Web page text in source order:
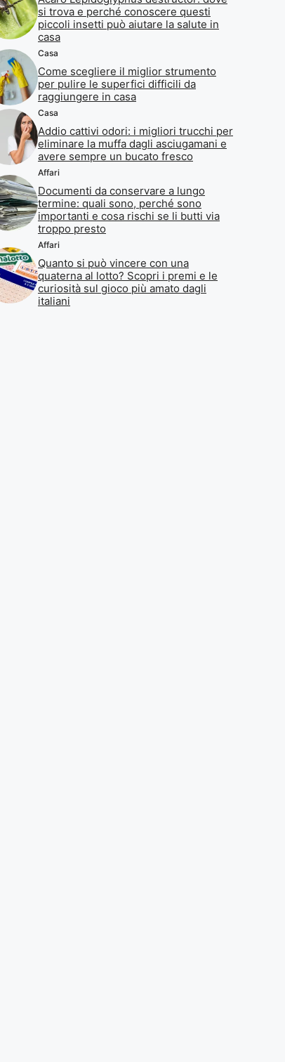
si trova e perché conoscere questi
piccoli insetti può aiutare la salute in
casa
Casa
Come scegliere il miglior strumento
per pulire le superfici difficili da
raggiungere in casa
Casa
Addio cattivi odori: i migliori trucchi per
eliminare la muffa dagli asciugamani e
avere sempre un bucato fresco
Affari
Documenti da conservare a lungo
termine: quali sono, perché sono
importanti e cosa rischi se li butti via
troppo presto
Affari
Quanto si può vincere con una
quaterna al lotto? Scopri i premi e le
curiosità sul gioco più amato dagli
italiani